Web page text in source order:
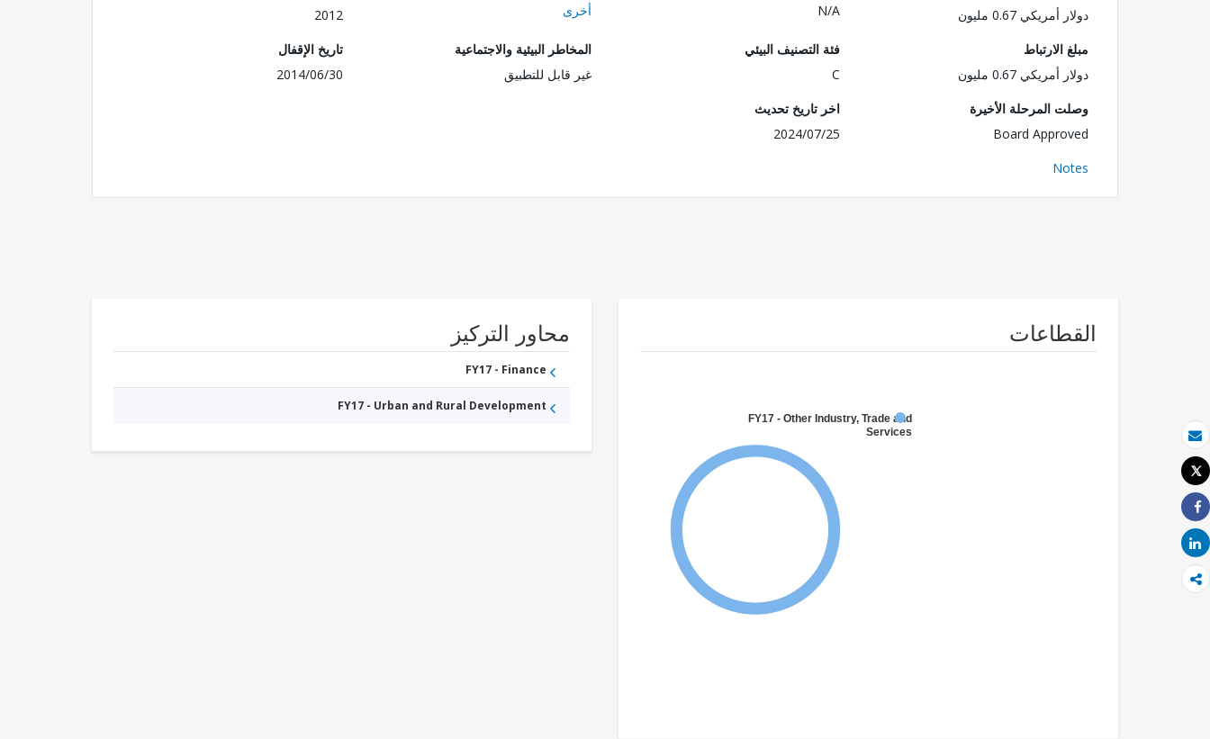
بريد الكتروني
طباعة
Tweet
Share
Share
دولار أمريكي 0.67 مليون
N/A
أخرى
2012
مبلغ الارتباط
دولار أمريكي 0.67 مليون
فئة التصنيف البيئي
C
المخاطر البيئية والاجتماعية
غير قابل للتطبيق
تاريخ الإقفال
2014/06/30
وصلت المرحلة الأخيرة
Board Approved
اخر تاريخ تحديث
2024/07/25
Notes
القطاعات
FY17 - Other Industry, Trade and
Services
محاور التركيز
FY17 - Finance
FY17 - Urban and Rural Development